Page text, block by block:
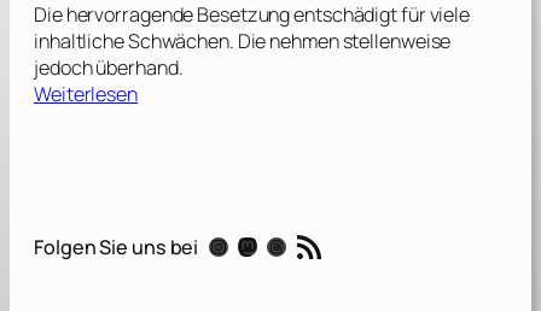
Die hervorragende Besetzung entschädigt für viele
inhaltliche Schwächen. Die nehmen stellenweise
jedoch überhand.
Weiterlesen:
e
Folgen Sie uns bei Instagram Mastodon Threads RSS-Feed